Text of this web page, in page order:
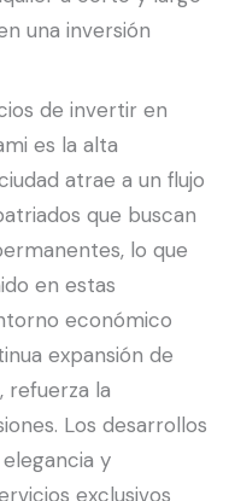
una inversión
de invertir en
es la alta
atrae a un flujo
que buscan
lo que
en estas
económico
expansión de
refuerza la
Los desarrollos
y
exclusivos